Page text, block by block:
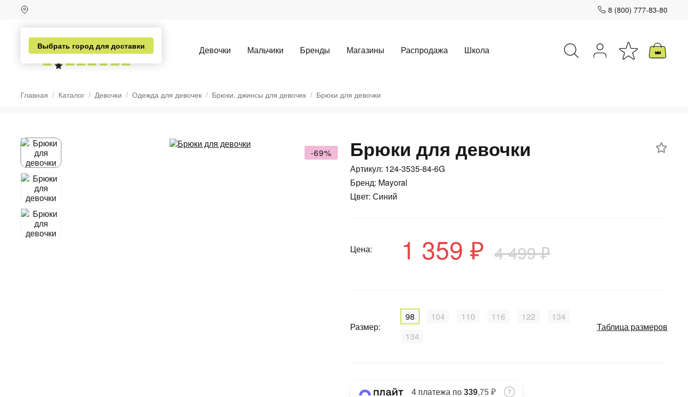
Выбрать город для доставки
8 (800) 777-83-80
Девочки Мальчики Бренды Магазины Распродажа Школа
Главная Каталог Девочки Одежда для девочек Брюки, джинсы для девочек Брюки для девочки
-69% Брюки для девочки
Артикул: 124-3535-84-6G
Бренд: Mayoral
Цвет: Синий
Цена: 1 359 ₽ 4 499 ₽
Размер:
98 104 110 116 122
134
134
Таблица размеров
4 платежа по 339,75 ₽